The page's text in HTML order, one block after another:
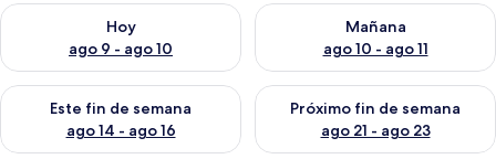
Hoy
ago 9 - ago 10
Consulta la disponibilidad para hoy ago 9 - ago 10
Mañana
ago 10 - ago 11
Consulta la disponibilidad
Este fin de semana
ago 14 - ago 16
Consulta la disponibilidad para este fin de semana ago 14 -
Próximo fin de semana
ago 21 - ago 23
Consulta la disponibilidad